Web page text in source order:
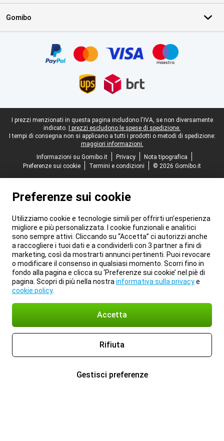
Gomibo
Piè di pagina legale
I prezzi menzionati in questa pagina includono l'IVA, se non diversamente
indicato.
I prezzi escludono le spese di spedizione.
I tempi di consegna non si applicano a tutti i prodotti o metodi di spedizione:
maggiori informazioni.
Informazioni su Gomibo.it
Privacy
Nota tipografica
Preferenze sui cookie
Termini e condizioni © 2026 Gomibo.it
Preferenze sui cookie
Utilizziamo cookie e tecnologie simili per offrirti un’esperienza
migliore e più personalizzata. I cookie funzionali e analitici
sono sempre attivi. Cliccando su “Accetta” ci autorizzi anche
a raccogliere i tuoi dati e a condividerli con 3 partner a fini di
marketing, così da mostrarti annunci pertinenti. Puoi revocare
o modificare il consenso in qualsiasi momento. Scorri fino in
fondo alla pagina e clicca su ‘Preferenze sui cookie’ nel piè di
pagina. Scopri di più nella nostra informativa sulla privacye
cookie policy.
Accetta
Rifiuta
Gestisci preferenze